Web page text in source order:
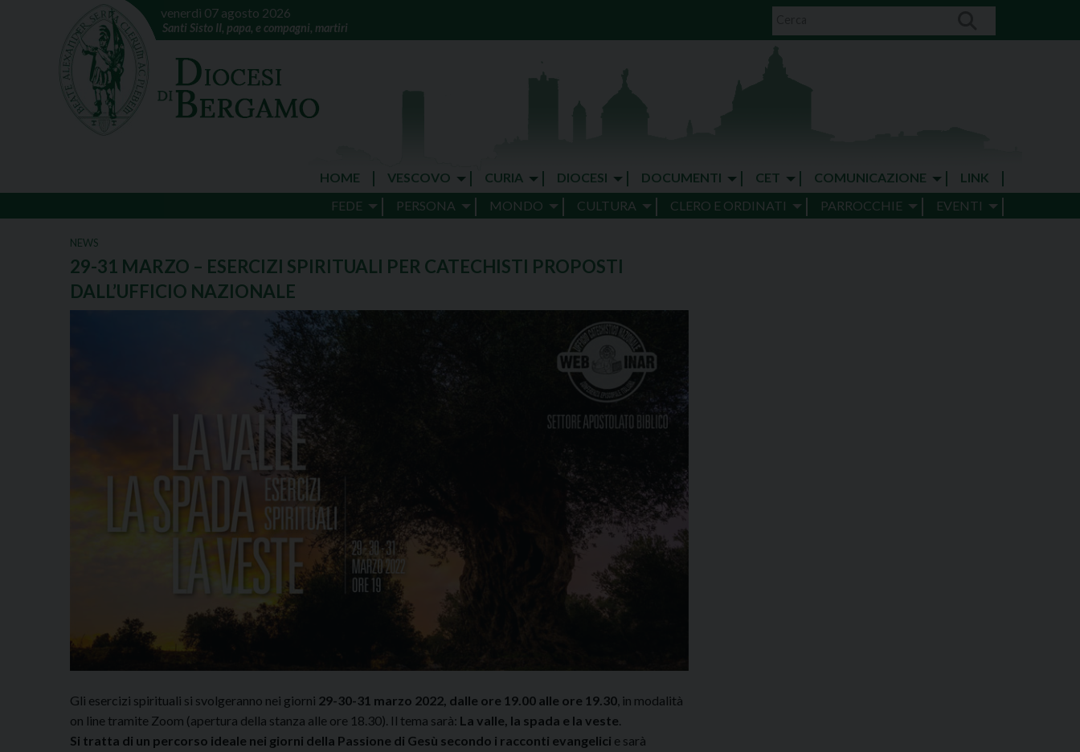
venerdì 07 agosto 2026
Santi Sisto II, papa, e compagni, martiri
HOME VESCOVO CURIA DIOCESI DOCUMENTI CET COMUNICAZIONE
LINK
FEDE
PERSONA MONDO CULTURA CLERO E ORDINATI PARROCCHIE EVENTI
NEWS
29-31 MARZO – ESERCIZI SPIRITUALI PER CATECHISTI PROPOSTI
DALL’UFFICIO NAZIONALE
Gli esercizi spirituali si svolgeranno nei giorni 29-30-31 marzo 2022, dalle ore 19.00 alle ore 19.30 , in modalità
on line tramite Zoom (apertura della stanza alle ore 18.30). Il tema sarà: La valle, la spada e la veste.
Si tratta di un percorso ideale nei giorni della Passione di Gesù secondo i racconti evangelici e sarà